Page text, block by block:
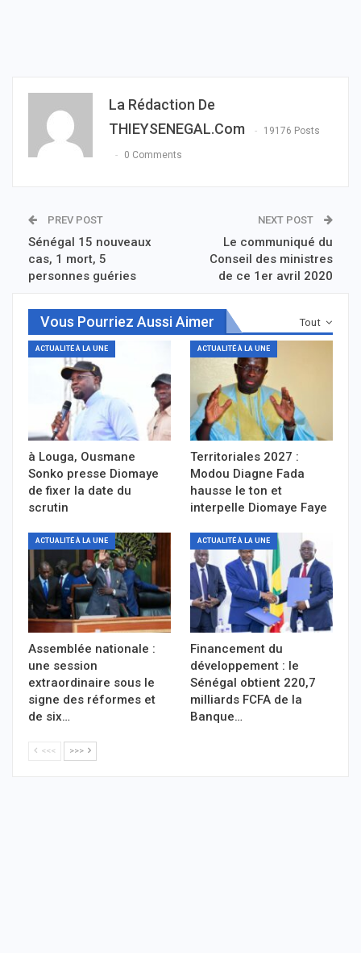
La Rédaction De
THIEYSENEGAL.com
19176 Posts
0 Comments
PREV POST
Sénégal 15 nouveaux
cas, 1 mort, 5
personnes guéries
NEXT POST
Le communiqué du
Conseil des ministres
de ce 1er avril 2020
Tout
Vous Pourriez Aussi Aimer
ACTUALITÉ À LA UNE
à Louga, Ousmane
Sonko presse Diomaye
de fixer la date du
scrutin
ACTUALITÉ À LA UNE
Territoriales 2027 :
Modou Diagne Fada
hausse le ton et
interpelle Diomaye Faye
ACTUALITÉ À LA UNE
Assemblée nationale :
une session
extraordinaire sous le
signe des réformes et
de six…
ACTUALITÉ À LA UNE
Financement du
développement : le
Sénégal obtient 220,7
milliards FCFA de la
Banque…
<<< >>>